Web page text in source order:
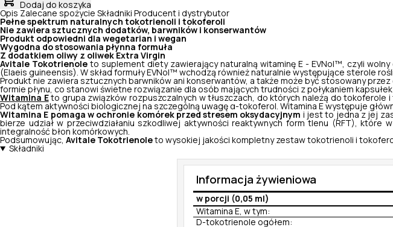
Dodaj do koszyka
Opis Zalecane spożycie Składniki Producent i dystrybutor
Pełne spektrum naturalnych tokotrienoli i tokoferoli
Nie zawiera sztucznych dodatków, barwników i konserwantów
Produkt odpowiedni dla wegetarian i wegan
Wygodna do stosowania płynna formuła
Z dodatkiem oliwy z oliwek Extra Virgin
Avitale Tokotrienole to suplement diety zawierający naturalną witaminę E - EVNol™, czyli
( Elaeis guineensis). W skład formuły EVNol™ wchodzą również naturalnie występujące sterole
Produkt nie zawiera sztucznych barwników ani konserwantów, a także może być stosowany
formie płynu, co stanowi świetne rozwiązanie dla osób mających trudności z połykaniem
Witamina Eto grupa związków rozpuszczalnych w tłuszczach, do których należą do
Pod kątem aktywności biologicznej na szczególną uwagę α-tokoferol. Witamina E występuje
Witamina E pomaga w ochronie komórek przed stresem oksydacyjnym i jest to jedna z jej
bierze udział w przeciwdziałaniu szkodliwej aktywności reaktywnych form tlenu (RFT), które
integralność błon komórkowych.
Podsumowując, Avitale Tokotrienole to wysokiej jakości kompletny zestaw tokotrienoli i
Składniki
Informacja żywieniowa
w porcji (0,05 ml)
Witamina E, w tym:
D-tokotrienole ogółem: